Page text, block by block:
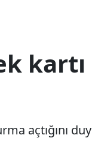
açtığını